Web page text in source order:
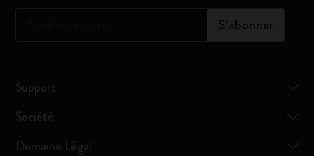
S’abonner
Support
Société
Domaine Légal